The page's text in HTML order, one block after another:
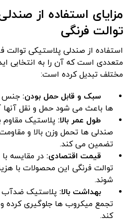
مزایای استفاده از
توالت فرنگی
استفاده از صندلی پلاستیکی توالت
متعددی است که آن را به انتخابی
مختلف تبدیل کرده است:
سبک و قابل حمل بودن: جنس
ها باعث می شود حمل و نقل آنها
طول عمر بالا: پلاستیک مقاوم
صندلی ها تحمل وزن بالا و مقاومت
تضمین می کند.
قیمت اقتصادی: در مقایسه
توالت فرنگی این محصولات با
شوند.
بهداشت بالا: پلاستیک ضدآب
تجمع میکروب ها جلوگیری کرده
کند.